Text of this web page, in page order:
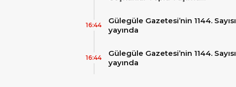
Mercedes-Benz Conecto Otobüs
Teslimatı
Gülegüle Gazetesi’nin 1144. Sayısı
yayında
16:44
Gülegüle Gazetesi’nin 1144. Sayısı
yayında
16:44